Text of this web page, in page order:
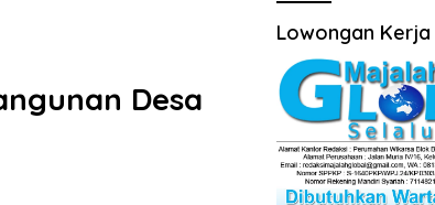
Desa
Lowongan Kerja